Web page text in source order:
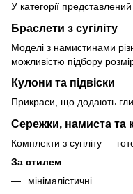
У категорії представлений
Браслети з сугіліту
Моделі з намистинами
можливістю підбору
Кулони та підвіски
Прикраси, що додають
Сережки, намиста та
Комплекти з сугіліту —
За стилем
мінімалістичні